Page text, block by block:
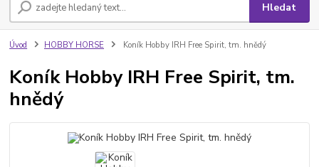
Hledat
Úvod HOBBY HORSE Koník Hobby IRH Free Spirit, tm. hnědý
Koník Hobby IRH Free Spirit, tm.
hnědý